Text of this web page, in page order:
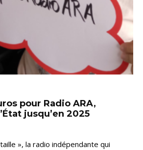
pour Radio ARA,
jusqu’en 2025
», la radio indépendante qui